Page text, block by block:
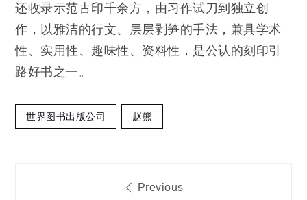
还收录示范古印千余方，由习作试刀到独立创
作，以雅洁的行文、层层剥笋的手法，兼具学术
性、实用性、趣味性、资料性，是公认的刻印引
路好书之一。
世界图书出版公司 赵熊
Previous